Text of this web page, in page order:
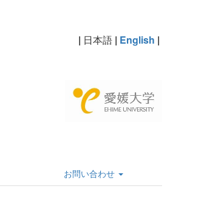
| 日本語 | English |
お問い合わせ